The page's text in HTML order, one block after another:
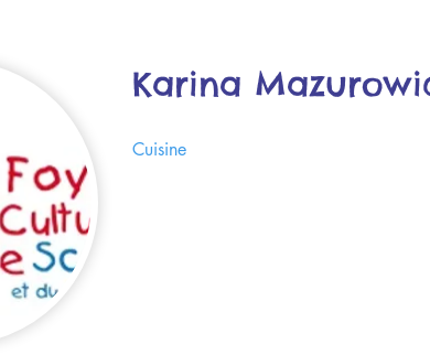
Karina
Cuisine